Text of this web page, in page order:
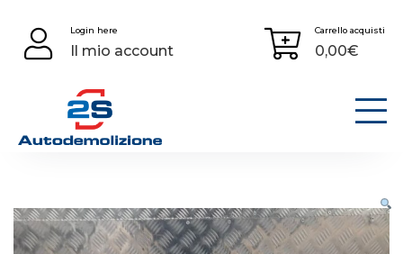
content
Login here
Il mio account
Carrello acquisti
0,00€